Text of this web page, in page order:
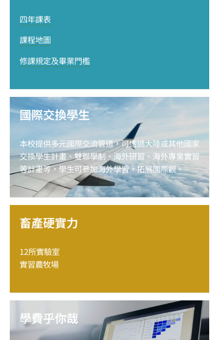
四年課表
課程地圖
修課規定及畢業門檻
國際交換學生
本校提供多元國際交流管道，可透過大陸或其他國家
交換學生計畫、雙聯學制、海外研習、海外專業實習
等計畫等，學生可參加海外學習，拓展國際觀。
畜產硬實力
12所實驗室
實習農牧場
學費乎你哉